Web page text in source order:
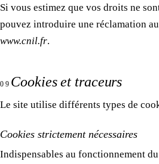
Si vous estimez que vos droits ne
pouvez introduire une réclamation
www.cnil.fr.
09 Cookies et traceurs
Le site utilise différents types de
Cookies strictement nécessaires
Indispensables au fonctionnement